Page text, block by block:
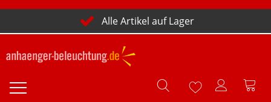
Alle Artikel auf Lager